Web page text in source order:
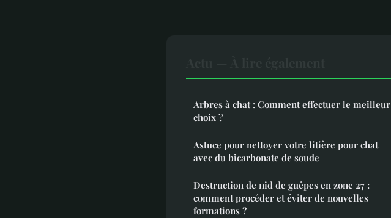
Arbres à chat : Comment effectuer le meilleur
choix ?
Astuce pour nettoyer votre litière pour chat
avec du bicarbonate de soude
Destruction de nid de guêpes en zone 27 :
comment procéder et éviter de nouvelles
formations ?